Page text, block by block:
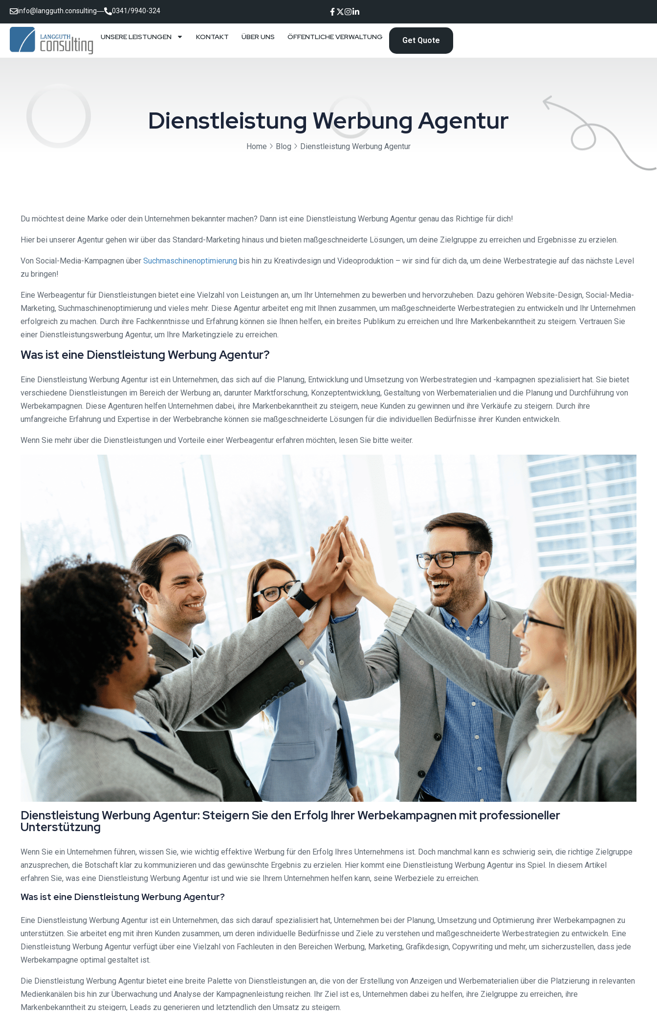
info@langguth.consulting 0341/9940-324
UNSERE LEISTUNGEN KONTAKT ÜBER UNS ÖFFENTLICHE VERWALTUNG Get Quote
Dienstleistung Werbung Agentur
Home Blog Dienstleistung Werbung Agentur
Du möchtest deine Marke oder dein Unternehmen bekannter machen? Dann ist eine Dienstleistung Werbung Agentur genau das Richtige für dich!
Hier bei unserer Agentur gehen wir über das Standard-Marketing hinaus und bieten maßgeschneiderte Lösungen, um deine Zielgruppe zu erreichen und Ergebnisse zu erzielen.
Von Social-Media-Kampagnen über Suchmaschinenoptimierung bis hin zu Kreativdesign und Videoproduktion – wir sind für dich da, um deine Werbestrategie auf das nächste Level
zu bringen!
Eine Werbeagentur für Dienstleistungen bietet eine Vielzahl von Leistungen an, um Ihr Unternehmen zu bewerben und hervorzuheben. Dazu gehören Website-Design, Social-Media-
Marketing, Suchmaschinenoptimierung und vieles mehr. Diese Agentur arbeitet eng mit Ihnen zusammen, um maßgeschneiderte Werbestrategien zu entwickeln und Ihr Unternehmen
erfolgreich zu machen. Durch ihre Fachkenntnisse und Erfahrung können sie Ihnen helfen, ein breites Publikum zu erreichen und Ihre Markenbekanntheit zu steigern. Vertrauen Sie
einer Dienstleistungswerbung Agentur, um Ihre Marketingziele zu erreichen.
Was ist eine Dienstleistung Werbung Agentur?
Eine Dienstleistung Werbung Agentur ist ein Unternehmen, das sich auf die Planung, Entwicklung und Umsetzung von Werbestrategien und -kampagnen spezialisiert hat. Sie bietet
verschiedene Dienstleistungen im Bereich der Werbung an, darunter Marktforschung, Konzeptentwicklung, Gestaltung von Werbematerialien und die Planung und Durchführung von
Werbekampagnen. Diese Agenturen helfen Unternehmen dabei, ihre Markenbekanntheit zu steigern, neue Kunden zu gewinnen und ihre Verkäufe zu steigern. Durch ihre
umfangreiche Erfahrung und Expertise in der Werbebranche können sie maßgeschneiderte Lösungen für die individuellen Bedürfnisse ihrer Kunden entwickeln.
Wenn Sie mehr über die Dienstleistungen und Vorteile einer Werbeagentur erfahren möchten, lesen Sie bitte weiter.
Dienstleistung Werbung Agentur: Steigern Sie den Erfolg Ihrer Werbekampagnen mit professioneller
Unterstützung
Wenn Sie ein Unternehmen führen, wissen Sie, wie wichtig effektive Werbung für den Erfolg Ihres Unternehmens ist. Doch manchmal kann es schwierig sein, die richtige Zielgruppe
anzusprechen, die Botschaft klar zu kommunizieren und das gewünschte Ergebnis zu erzielen. Hier kommt eine Dienstleistung Werbung Agentur ins Spiel. In diesem Artikel
erfahren Sie, was eine Dienstleistung Werbung Agentur ist und wie sie Ihrem Unternehmen helfen kann, seine Werbeziele zu erreichen.
Was ist eine Dienstleistung Werbung Agentur?
Eine Dienstleistung Werbung Agentur ist ein Unternehmen, das sich darauf spezialisiert hat, Unternehmen bei der Planung, Umsetzung und Optimierung ihrer Werbekampagnen zu
unterstützen. Sie arbeitet eng mit ihren Kunden zusammen, um deren individuelle Bedürfnisse und Ziele zu verstehen und maßgeschneiderte Werbestrategien zu entwickeln. Eine
Dienstleistung Werbung Agentur verfügt über eine Vielzahl von Fachleuten in den Bereichen Werbung, Marketing, Grafikdesign, Copywriting und mehr, um sicherzustellen, dass jede
Werbekampagne optimal gestaltet ist.
Die Dienstleistung Werbung Agentur bietet eine breite Palette von Dienstleistungen an, die von der Erstellung von Anzeigen und Werbematerialien über die Platzierung in relevanten
Medienkanälen bis hin zur Überwachung und Analyse der Kampagnenleistung reichen. Ihr Ziel ist es, Unternehmen dabei zu helfen, ihre Zielgruppe zu erreichen, ihre
Markenbekanntheit zu steigern, Leads zu generieren und letztendlich den Umsatz zu steigern.